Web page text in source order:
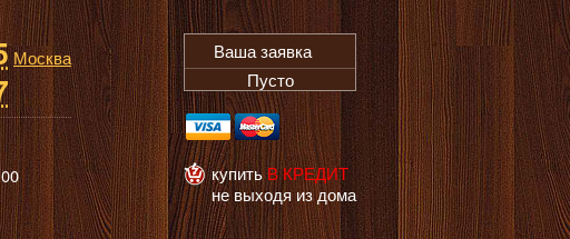
Москва
Ваша заявка
Пусто
купитьВ КРЕДИТ
не выходя из дома